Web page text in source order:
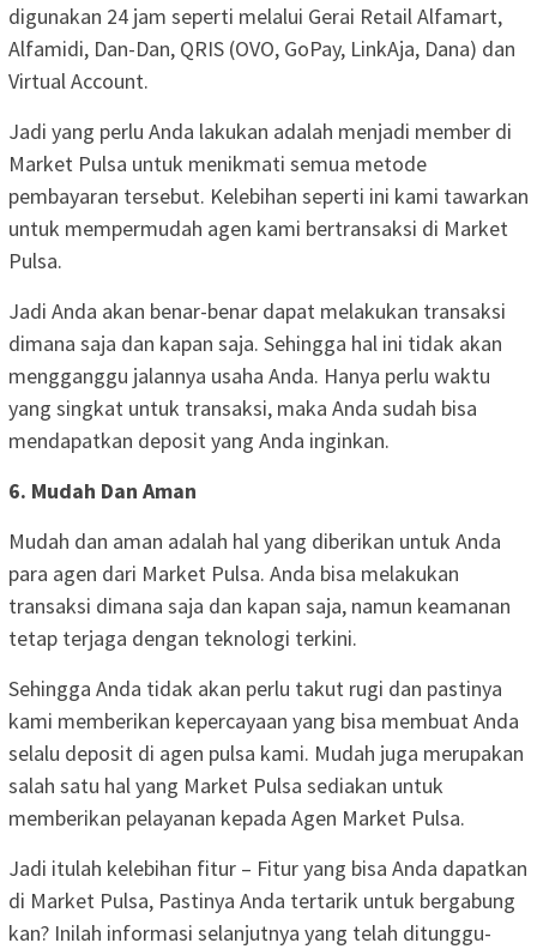
digunakan 24 jam seperti melalui Gerai Retail Alfamart,
Alfamidi, Dan-Dan, QRIS (OVO, GoPay, LinkAja, Dana) dan
Virtual Account.
Jadi yang perlu Anda lakukan adalah menjadi member di
Market Pulsa untuk menikmati semua metode
pembayaran tersebut. Kelebihan seperti ini kami tawarkan
untuk mempermudah agen kami bertransaksi di Market
Pulsa.
Jadi Anda akan benar-benar dapat melakukan transaksi
dimana saja dan kapan saja. Sehingga hal ini tidak akan
mengganggu jalannya usaha Anda. Hanya perlu waktu
yang singkat untuk transaksi, maka Anda sudah bisa
mendapatkan deposit yang Anda inginkan.
6. Mudah Dan Aman
Mudah dan aman adalah hal yang diberikan untuk Anda
para agen dari Market Pulsa. Anda bisa melakukan
transaksi dimana saja dan kapan saja, namun keamanan
tetap terjaga dengan teknologi terkini.
Sehingga Anda tidak akan perlu takut rugi dan pastinya
kami memberikan kepercayaan yang bisa membuat Anda
selalu deposit di agen pulsa kami. Mudah juga merupakan
salah satu hal yang Market Pulsa sediakan untuk
memberikan pelayanan kepada Agen Market Pulsa.
Jadi itulah kelebihan fitur – Fitur yang bisa Anda dapatkan
di Market Pulsa, Pastinya Anda tertarik untuk bergabung
kan? Inilah informasi selanjutnya yang telah ditunggu-